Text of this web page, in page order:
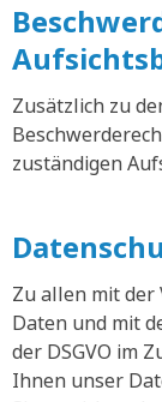
Zusätzlich zu
zuständigen
Zu allen mit
Daten und mit
der DSGVO im
Ihnen unser